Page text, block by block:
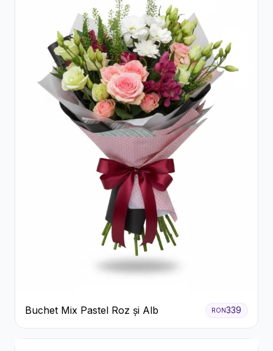
Buchet Mix Pastel Roz și Alb RON339